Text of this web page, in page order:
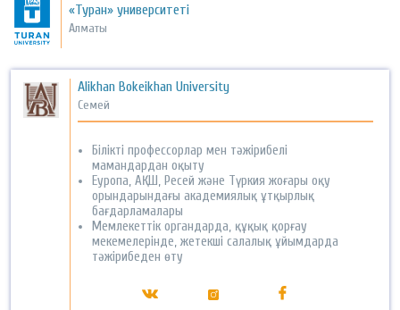
«Туран» университеті
Алматы
Alikhan Bokeikhan University
Семей
Білікті профессорлар мен тәжірибелі
мамандардан оқыту
Еуропа, АҚШ, Ресей және Түркия жоғары оқу
орындарындағы академиялық ұтқырлық
бағдарламалары
Мемлекеттік органдарда, құқық қорғау
мекемелерінде, жетекші салалық ұйымдарда
тәжірибеден өту